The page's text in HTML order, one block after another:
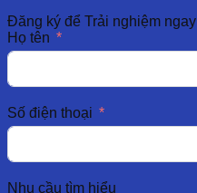
Đăng ký để Trải nghiệm ngay
Họ tên
Số điện thoại
Nhu cầu tìm hiểu